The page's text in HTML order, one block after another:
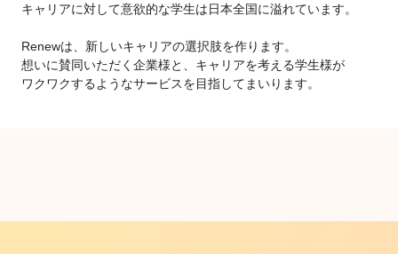
キャリアに対して意欲的な学生は日本全国に溢れています。
Renewは、新しいキャリアの選択肢を作ります。
想いに賛同いただく企業様と、キャリアを考える学生様が
ワクワクするようなサービスを目指してまいります。